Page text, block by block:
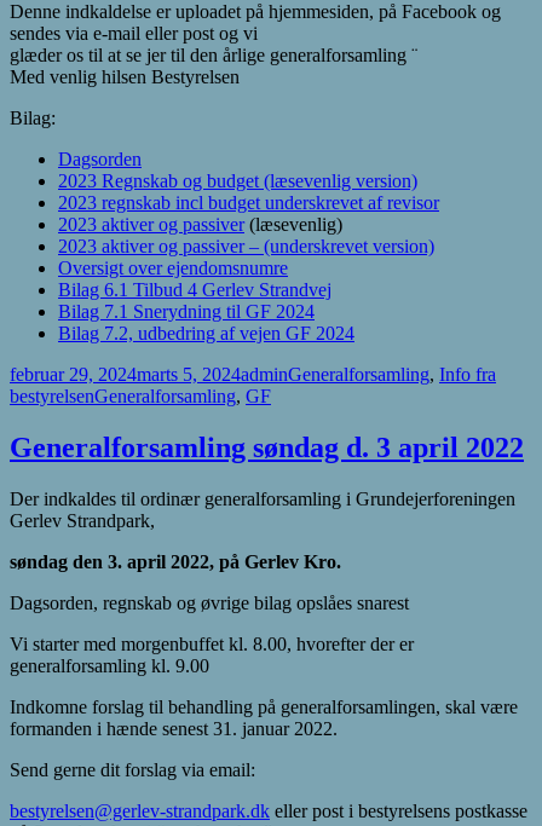
Denne indkaldelse er uploadet på hjemmesiden, på Facebook og
sendes via e-mail eller post og vi
glæder os til at se jer til den årlige generalforsamling ¨
Med venlig hilsen Bestyrelsen
Bilag:
Dagsorden
2023 Regnskab og budget (læsevenlig version)
2023 regnskab incl budget underskrevet af revisor
2023 aktiver og passiver(læsevenlig)
2023 aktiver og passiver – (underskrevet version)
Oversigt over ejendomsnumre
Bilag 6.1 Tilbud 4 Gerlev Strandvej
Bilag 7.1 Snerydning til GF 2024
Bilag 7.2, udbedring af vejen GF 2024
Udgivet
i
februar 29, 2024marts 5, 2024Forfatter
adminKategorier
Generalforsamling, Info fra
bestyrelsenTags
Generalforsamling, GF
Generalforsamling søndag d. 3 april 2022
Der indkaldes til ordinær generalforsamling i Grundejerforeningen
Gerlev Strandpark,
søndag den 3. april 2022, på Gerlev Kro.
Dagsorden, regnskab og øvrige bilag opslåes snarest
Vi starter med morgenbuffet kl. 8.00, hvorefter der er
generalforsamling kl. 9.00
Indkomne forslag til behandling på generalforsamlingen, skal være
formanden i hænde senest 31. januar 2022.
Send gerne dit forslag via email:
bestyrelsen@gerlev-strandpark.dk eller post i bestyrelsens postkasse